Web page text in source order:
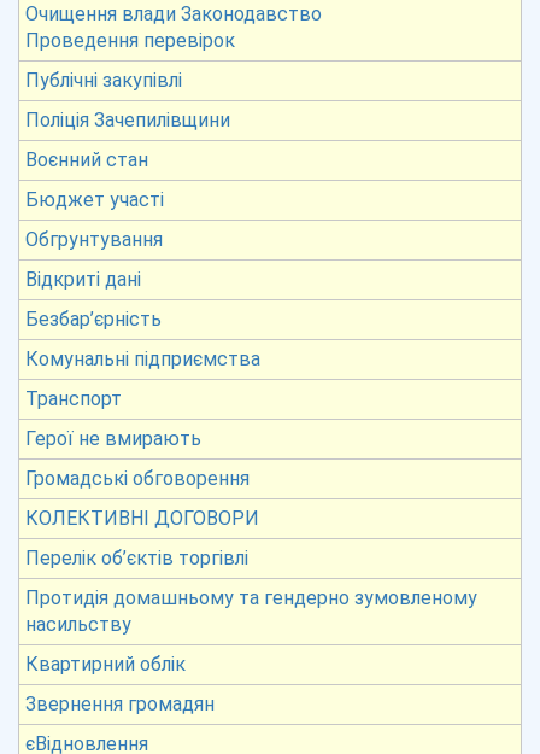
Очищення влади Законодавство
Проведення перевірок
Публічні закупівлі
Поліція Зачепилівщини
Воєнний стан
Бюджет участі
Обгрунтування
Відкриті дані
Безбар’єрність
Комунальні підприємства
Транспорт
Герої не вмирають
Громадські обговорення
КОЛЕКТИВНІ ДОГОВОРИ
Перелік об’єктів торгівлі
Протидія домашньому та гендерно зумовленому
насильству
Квартирний облік
Звернення громадян
єВідновлення